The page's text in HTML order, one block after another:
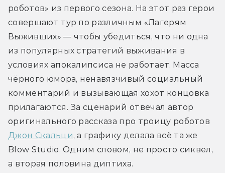
роботов» из первого сезона. На этот раз герои
совершают тур по различным «Лагерям
Выживших» — чтобы убедиться, что ни одна
из популярных стратегий выживания в
условиях апокалипсиса не работает. Масса
чёрного юмора, ненавязчивый социальный
комментарий и вызывающая хохот концовка
прилагаются. За сценарий отвечал автор
Джон Скальци, а графику делала всё та же
Blow Studio. Одним словом, не просто сиквел,
а вторая половина диптиха.